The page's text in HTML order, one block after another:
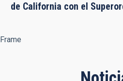
de California con el
Frame